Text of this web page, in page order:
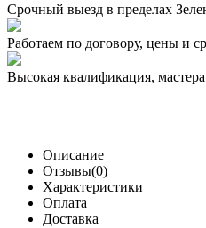
Срочный выезд в пределах
Работаем по договору, цены и
Высокая квалификация,
Описание
Отзывы(0)
Характеристики
Оплата
Доставка